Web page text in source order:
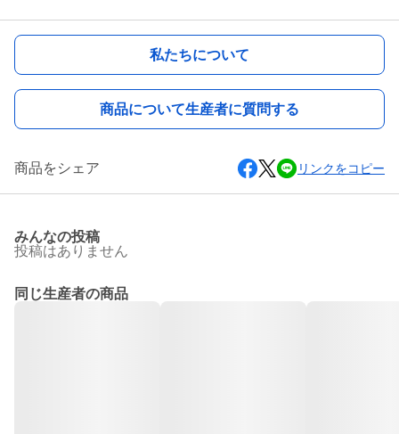
私たちについて
商品について生産者に質問する
商品をシェア リンクをコピー
みんなの投稿
投稿はありません
同じ生産者の商品